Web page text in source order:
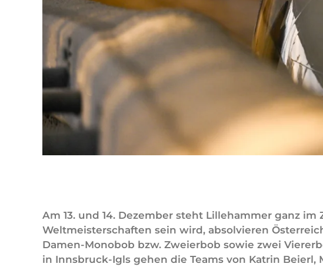
Am 13. und 14. Dezember steht Lillehammer ganz
Weltmeisterschaften sein wird, absolvieren
Damen-Monobob bzw. Zweierbob sowie zwei
in Innsbruck-Igls gehen die Teams von Katrin